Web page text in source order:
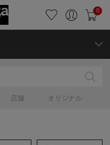
0
店舗 オリジナル